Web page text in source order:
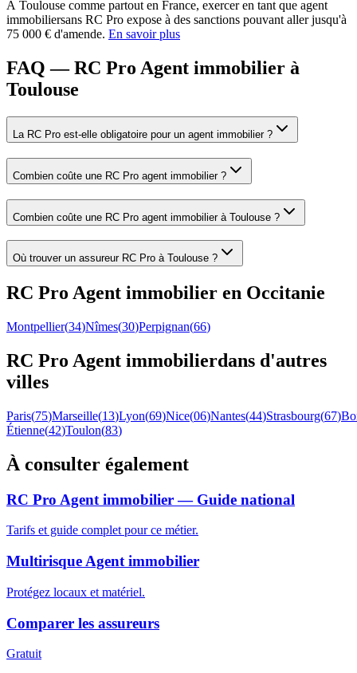
À Toulouse comme partout en France, exercer en tant que agent
immobiliersans RC Pro expose à des sanctions pouvant aller jusqu'à
75 000 € d'amende. En savoir plus
FAQ — RC Pro Agent immobilier à
Toulouse
La RC Pro est-elle obligatoire pour un agent immobilier ?
Combien coûte une RC Pro agent immobilier ?
Combien coûte une RC Pro agent immobilier à Toulouse ?
Où trouver un assureur RC Pro à Toulouse ?
RC Pro Agent immobilier en Occitanie
Montpellier(34)Nîmes(30)Perpignan(66)
RC Pro Agent immobilierdans d'autres
villes
Paris(75)Marseille(13)Lyon(69)Nice(06)Nantes(44)Strasbourg(67)
Étienne(42)Toulon(83)
À consulter également
RC Pro Agent immobilier — Guide national
Tarifs et guide complet pour ce métier.
Multirisque Agent immobilier
Protégez locaux et matériel.
Comparer les assureurs
Gratuit